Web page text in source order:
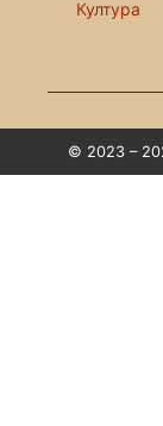
Култура
© 2023 –